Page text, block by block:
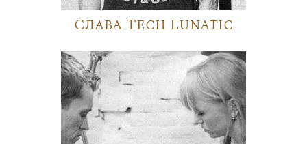
Слава Tech Lunatic